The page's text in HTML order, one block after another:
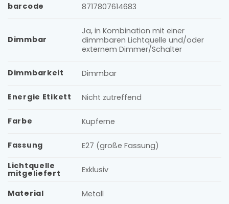
barcode 8717807614683
Dimmbar
Ja, in Kombination mit einer
dimmbaren Lichtquelle und/oder
externem Dimmer/Schalter
Dimmbarkeit Dimmbar
Energie Etikett Nicht zutreffend
Farbe Kupferne
Fassung
E27 (große Fassung)
Lichtquelle
mitgeliefert Exklusiv
Material Metall